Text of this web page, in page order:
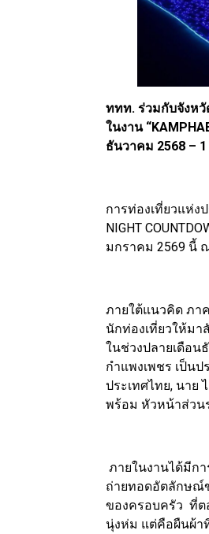
ททท. ร่วมกับจังห
ในงาน
ธันวาคม 2568 –
การท่องเที่ยวแห่ง
NIGHT
มกราคม 2569 นี้
ภายใต้แนวคิด ภา
นักท่องเที่ยวให้มา
ในช่วงปลายเดือน
กำแพงเพชร เป็น
ประเทศไทย, นาย
พร้อม หัวหน้าส่วน
ภายในงานได้มีกา
ถ่ายทอดอัตลักษณ์
ของครอบครัว ที่ต
นุ่งห่ม แต่คือผืนผ้า